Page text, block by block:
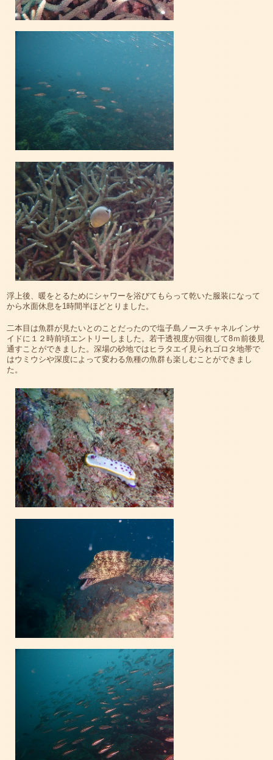
浮上後、暖をとるためにシャワーを浴びてもらって乾いた服装になって
から水面休息を1時間半ほどとりました。
二本目は魚群が見たいとのことだったので塩子島ノースチャネルインサ
イドに１２時前頃エントリーしました。若干透視度が回復して8ｍ前後見
通すことができました。深場の砂地ではヒラタエイ見られゴロタ地帯で
はウミウシや深度によって変わる魚種の魚群も楽しむことができまし
た。